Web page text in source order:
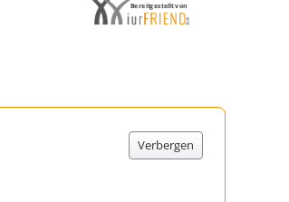
Bereitgestellt von
Verbergen